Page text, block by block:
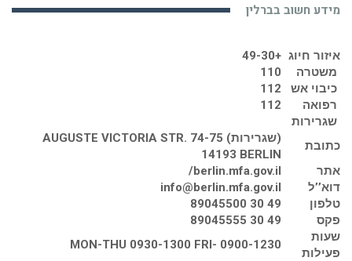
מידע חשוב בברלין
איזור חיוג +49-30
משטרה
110
כיבוי אש
112
רפואה
112
שגרירות
כתובת
(שגרירות) AUGUSTE VICTORIA STR. 74-75
14193 BERLIN
אתר
berlin.mfa.gov.il/
דוא’’ל
info@berlin.mfa.gov.il
טלפון
49 30 89045500
פקס
49 30 89045555
שעות
פעילות
MON-THU 0930-1300 FRI- 0900-1230